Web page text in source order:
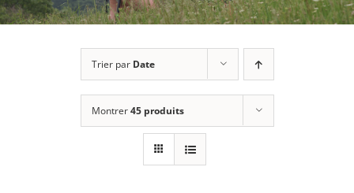
Trier par Date
Montrer45 produits